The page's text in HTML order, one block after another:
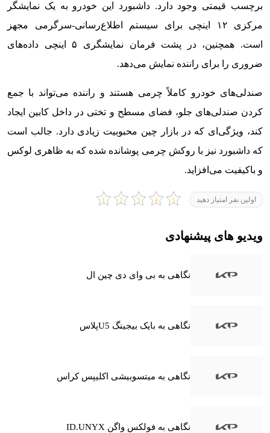
برچسب قیمتی وجود دارد. داشبورد این خودرو به یک نمایشگر
مرکزی ۱۲ اینچی برای سیستم اطلاع‌رسانی-سرگرمی مجهز
است. همچنین، در پشت فرمان نمایشگری ۵ اینچی داده‌های
ضروری را برای راننده نمایش می‌دهد.
صندلی‌های خودرو کاملاً چرمی هستند و راننده می‌تواند با جمع
کردن صندلی‌های جلو، فضای مسطح و تختی در داخل کابین ایجاد
کند، ویژگی‌ای که در بازار چین محبوبیت زیادی دارد. جالب است
که داشبورد نیز با روکش چرمی پوشانده شده که به ظاهری لوکس
و باکیفیت می‌افزاید.
اولین نفر امتیاز دهید
ویدیو های پیشنهادی
نگاهی به بی وای دی چین ال
نگاهی به بایک بیجینگ U5پلاس
نگاهی به میتسوبیشی اکلیپس کراس
نگاهی به فولکس واگن ID.UNYX